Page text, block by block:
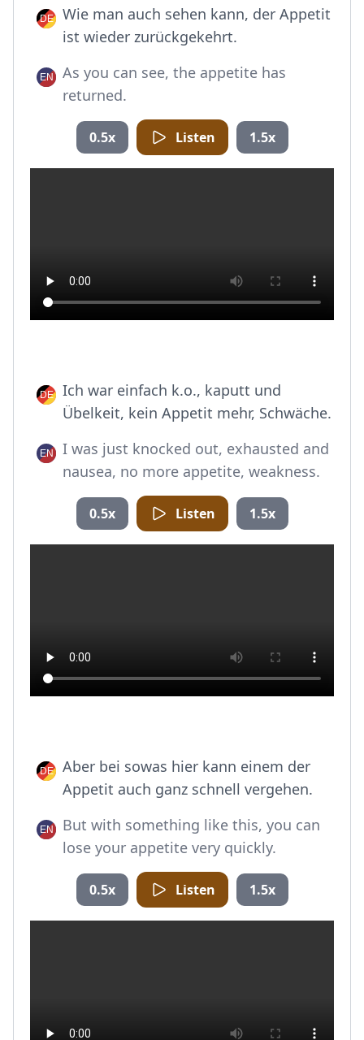
Wie man auch sehen kann, der Appetit
ist wieder zurückgekehrt.
As you can see, the appetite has
returned.
0.5x Listen 1.5x
Ich war einfach k.o., kaputt und
Übelkeit, kein Appetit mehr, Schwäche.
I was just knocked out, exhausted and
nausea, no more appetite, weakness.
0.5x Listen 1.5x
Aber bei sowas hier kann einem der
Appetit auch ganz schnell vergehen.
But with something like this, you can
lose your appetite very quickly.
0.5x Listen 1.5x